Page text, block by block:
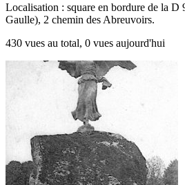
Localisation : square en bordure de la D
Gaulle), 2 chemin des Abreuvoirs.
430 vues au total, 0 vues aujourd'hui